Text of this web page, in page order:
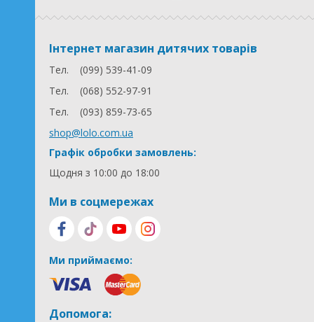
Інтернет магазин дитячих товарів
Тел.
(099) 539-41-09
Тел.
(068) 552-97-91
Тел.
(093) 859-73-65
shop@lolo.com.ua
Графік обробки замовлень:
Щодня з 10:00 до 18:00
Ми в соцмережах
Ми приймаємо:
Допомога: